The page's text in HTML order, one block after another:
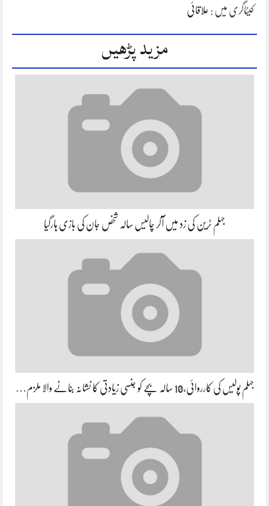
کیٹاگری میں : علاقائی
مزید پڑھیں
جہلم ٹرین کی زد میں آکر چالیس سالہ شخص جان کی بازی ہارگیا
جہلم پولیس کی کارروائی،10 سالہ بچے کو جنسی زیادتی کا نشانہ بنانے والا ملزم…